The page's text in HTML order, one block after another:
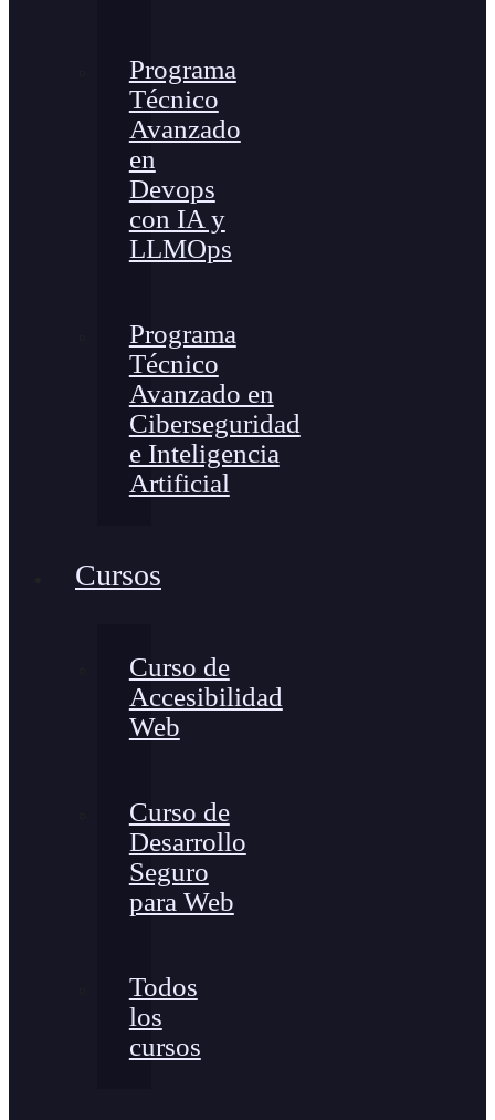
Programa
Técnico
Avanzado
en
Devops
con IA y
LLMOps
Programa
Técnico
Avanzado en
Ciberseguridad
e Inteligencia
Artificial
Cursos
Curso de
Accesibilidad
Web
Curso de
Desarrollo
Seguro
para Web
Todos
los
cursos